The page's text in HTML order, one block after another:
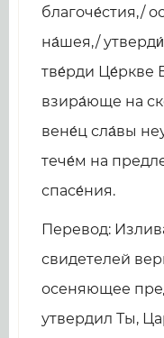
благоче́стия,/
на́шея,/
тве́рди Це́ркве
взира́юще на
вене́ц сла́вы
тече́м на
спасе́ния.
Перевод:
свидетелей
осеняющее
утвердил Ты,